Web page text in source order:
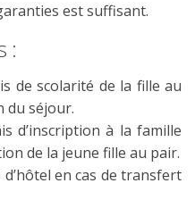
est suffisant.
:
de scolarité de la fille au
du séjour.
d’inscription à la famille
de la jeune fille au pair.
en cas de transfert